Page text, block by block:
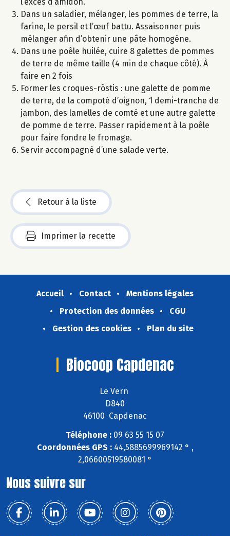
l’excès d’amidon.
Dans un saladier, mélanger, les pommes de terre, la
farine, le persil et l’œuf battu. Assaisonner puis
mélanger afin d’obtenir une pâte homogène.
Dans une poêle huilée, cuire 8 galettes de pommes
de terre de même taille (4 min de chaque côté). À
faire en 2 fois
Former les croques-röstis : une galette de pomme
de terre, de la compoté d’oignon, 1 demi-tranche de
jambon, des lamelles de comté et une autre galette
de pomme de terre. Passer rapidement à la poêle
pour faire fondre le fromage.
Servir accompagné d’une salade verte.
Retour à la liste
Imprimer la recette
Accueil Contact
Mentions légales
Protection des données
CGU
Gestion des cookies
Plan du site
Biocoop Capdenac
Le Vern
D840
46100 Capdenac
Téléphone : 09 63 55 15 07
Coordonnées GPS :44,5885699969142 ° ,
2,06600519580081 °
Nous suivre sur